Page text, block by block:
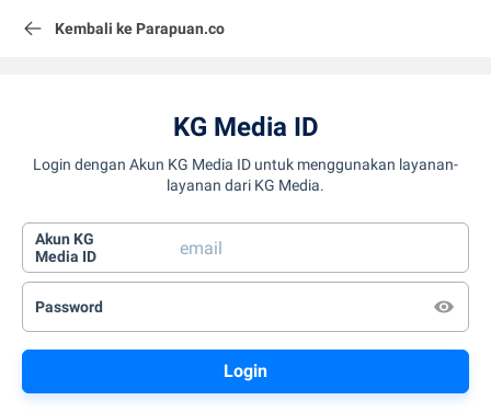
Kembali ke Parapuan.co
KG Media ID
Login dengan Akun KG Media ID untuk menggunakan layanan-
layanan dari KG Media.
Akun KG
Media ID
Password